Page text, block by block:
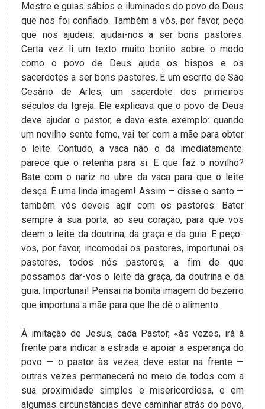
Mestre e guias sábios e iluminados do povo de Deus
que nos foi confiado. Também a vós, por favor, peço
que nos ajudeis: ajudai-nos a ser bons pastores.
Certa vez li um texto muito bonito sobre o modo
como o povo de Deus ajuda os bispos e os
sacerdotes a ser bons pastores. É um escrito de São
Cesário de Arles, um sacerdote dos primeiros
séculos da Igreja. Ele explicava que o povo de Deus
deve ajudar o pastor, e dava este exemplo: quando
um novilho sente fome, vai ter com a mãe para obter
o leite. Contudo, a vaca não o dá imediatamente:
parece que o retenha para si. E que faz o novilho?
Bate com o nariz no ubre da vaca para que o leite
desça. É uma linda imagem! Assim — disse o santo —
também vós deveis agir com os pastores: Bater
sempre à sua porta, ao seu coração, para que vos
deem o leite da doutrina, da graça e da guia. E peço-
vos, por favor, incomodai os pastores, importunai os
pastores, todos nós pastores, a fim de que
possamos dar-vos o leite da graça, da doutrina e da
guia. Importunai! Pensai na bonita imagem do bezerro
que importuna a mãe para que lhe dê o alimento.
À imitação de Jesus, cada Pastor, «às vezes, irá à
frente para indicar a estrada e apoiar a esperança do
povo — o pastor às vezes deve estar na frente —
outras vezes permanecerá no meio de todos com a
sua proximidade simples e misericordiosa, e em
algumas circunstâncias deve caminhar atrás do povo,